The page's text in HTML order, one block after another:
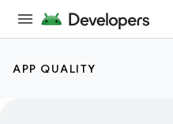
APP QUALITY